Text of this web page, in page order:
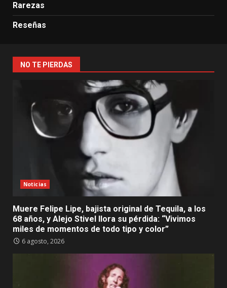
Rarezas
Reseñas
NO TE PIERDAS
Noticias
Muere Felipe Lipe, bajista original de Tequila, a los
68 años, y Alejo Stivel llora su pérdida: “Vivimos
miles de momentos de todo tipo y color”
6 agosto, 2026